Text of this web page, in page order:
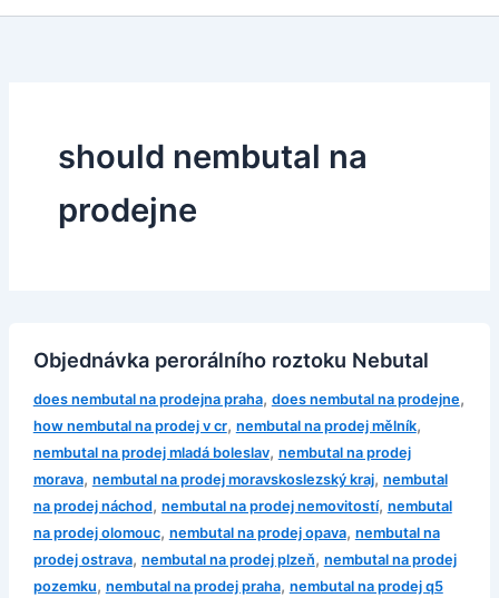
should nembutal na
prodejne
Objednávka perorálního roztoku Nebutal
does nembutal na prodejna praha, does nembutal na prodejne,
how nembutal na prodej v cr, nembutal na prodej mělník,
nembutal na prodej mladá boleslav, nembutal na prodej
morava, nembutal na prodej moravskoslezský kraj, nembutal
na prodej náchod, nembutal na prodej nemovitostí, nembutal
na prodej olomouc, nembutal na prodej opava, nembutal na
prodej ostrava, nembutal na prodej plzeň, nembutal na prodej
pozemku, nembutal na prodej praha, nembutal na prodej q5